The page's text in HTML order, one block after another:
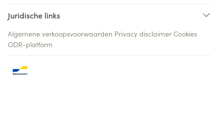
Juridische links
Algemene verkoopsvoorwaarden Privacy disclaimer Cookies
ODR-platform